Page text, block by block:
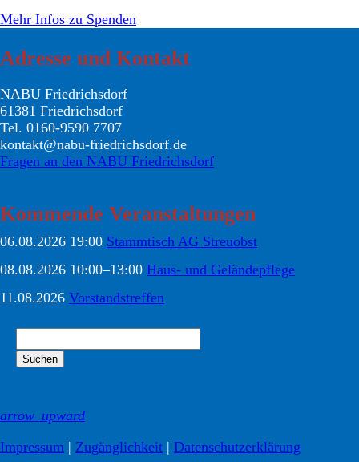
Mehr Infos zu Spenden
Adresse und Kontakt
NABU Friedrichsdorf
61381 Friedrichsdorf
Tel. 0160-9590 7707
kontakt@nabu-friedrichsdorf.de
Fragen an den NABU Friedrichsdorf
Kommende Veranstaltungen
06.08.2026 19:00 Stammtisch AG Streuobst
08.08.2026 10:00–13:00 Haus- und Geländepflege
11.08.2026 Vorstandstreffen
Suchen
arrow_upward
Impressum | Zugänglichkeit | Datenschutz­erklärung